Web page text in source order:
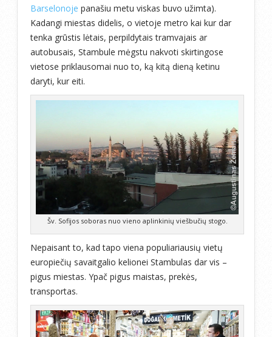
Barselonoje panašiu metu viskas buvo užimta).
Kadangi miestas didelis, o vietoje metro kai kur dar
tenka grūstis lėtais, perpildytais tramvajais ar
autobusais, Stambule mėgstu nakvoti skirtingose
vietose priklausomai nuo to, ką kitą dieną ketinu
daryti, kur eiti.
Šv. Sofijos soboras nuo vieno aplinkinių viešbučių stogo.
Nepaisant to, kad tapo viena populiariausių vietų
europiečių savaitgalio kelionei Stambulas dar vis –
pigus miestas. Ypač pigus maistas, prekės,
transportas.